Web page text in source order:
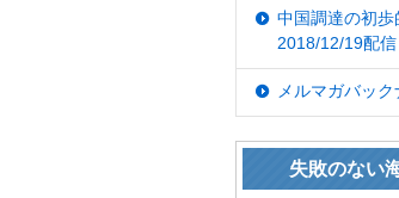
中国調達の初歩
2018/12/19配信
メルマガバッ
失敗のない